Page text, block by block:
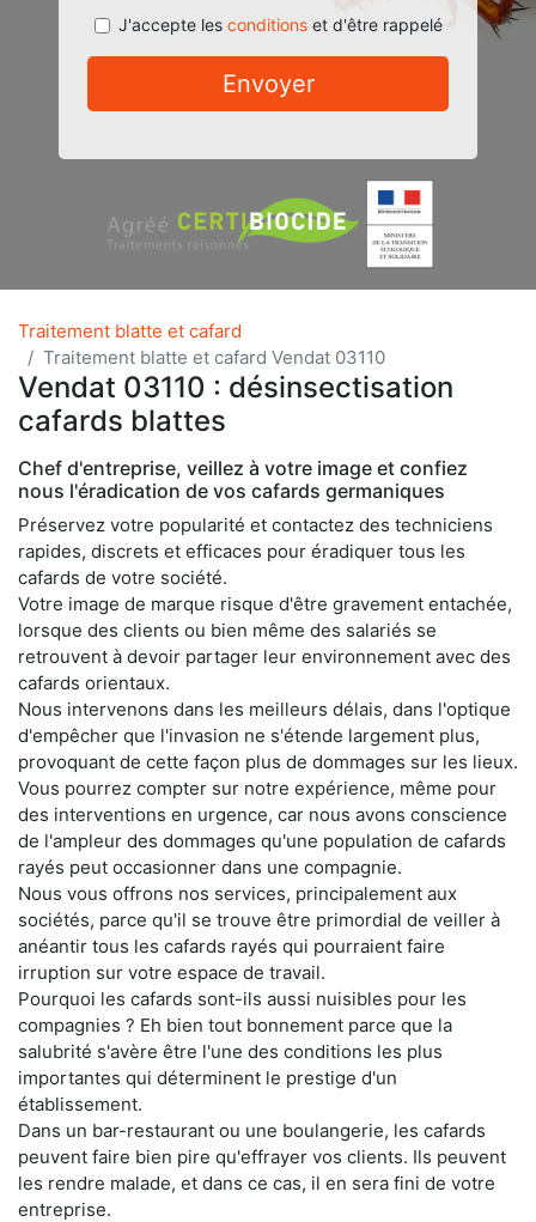
J'accepte les conditionset d'être rappelé
Envoyer
Traitement blatte et cafard
Traitement blatte et cafard Vendat 03110
Vendat 03110 : désinsectisation
cafards blattes
Chef d'entreprise, veillez à votre image et confiez
nous l'éradication de vos cafards germaniques
Préservez votre popularité et contactez des techniciens
rapides, discrets et efficaces pour éradiquer tous les
cafards de votre société.
Votre image de marque risque d'être gravement entachée,
lorsque des clients ou bien même des salariés se
retrouvent à devoir partager leur environnement avec des
cafards orientaux.
Nous intervenons dans les meilleurs délais, dans l'optique
d'empêcher que l'invasion ne s'étende largement plus,
provoquant de cette façon plus de dommages sur les lieux.
Vous pourrez compter sur notre expérience, même pour
des interventions en urgence, car nous avons conscience
de l'ampleur des dommages qu'une population de cafards
rayés peut occasionner dans une compagnie.
Nous vous offrons nos services, principalement aux
sociétés, parce qu'il se trouve être primordial de veiller à
anéantir tous les cafards rayés qui pourraient faire
irruption sur votre espace de travail.
Pourquoi les cafards sont-ils aussi nuisibles pour les
compagnies ? Eh bien tout bonnement parce que la
salubrité s'avère être l'une des conditions les plus
importantes qui déterminent le prestige d'un
établissement.
Dans un bar-restaurant ou une boulangerie, les cafards
peuvent faire bien pire qu'effrayer vos clients. Ils peuvent
les rendre malade, et dans ce cas, il en sera fini de votre
entreprise.